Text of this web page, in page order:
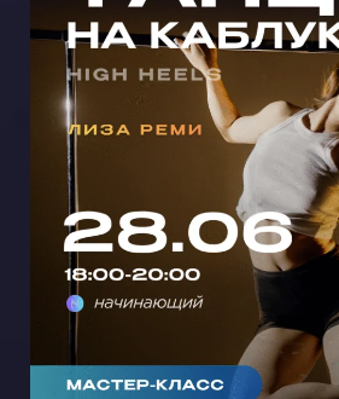
МАСТЕР-КЛАСС
КАБЛУКАХ С